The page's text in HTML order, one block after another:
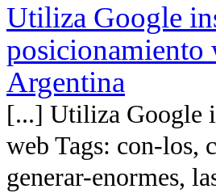
Utiliza Google
posicionamiento
Argentina
[...] Utiliza Google
web Tags: con-los,
generar-enormes,